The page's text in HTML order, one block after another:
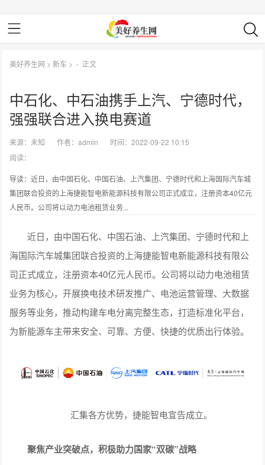
美好养生网 >新车 > - 正文
中石化、中石油携手上汽、宁德时代，
强强联合进⼊换电赛道
来源：未知 作者：admin
时间：2022-09-22 10:15
阅读：
导读：近日，由中国石化、中国石油、上汽集团、宁德时代和上海国际汽车城
集团联合投资的上海捷能智电新能源科技有限公司正式成立，注册资本40亿元
人民币。公司将以动力电池租赁业务...
近日，由中国石化、中国石油、上汽集团、宁德时代和上
海国际汽车城集团联合投资的上海捷能智电新能源科技有限公
司正式成立，注册资本40亿元人民币。公司将以动力电池租赁
业务为核心，开展换电技术研发推广、电池运营管理、大数据
服务等业务，推动构建车电分离完整生态，打造标准化平台，
为新能源车主带来安全、可靠、方便、快捷的优质出行体验。
汇集各方优势，捷能智电宣告成立。
聚焦产业突破点，积极助力国家“双碳”战略